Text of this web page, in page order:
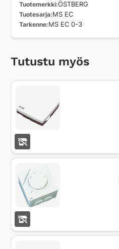
Tuotemerkki ÖSTBERG
Tuotesarja MS EC
Tarkenne MS EC 0-3
Tutustu myös